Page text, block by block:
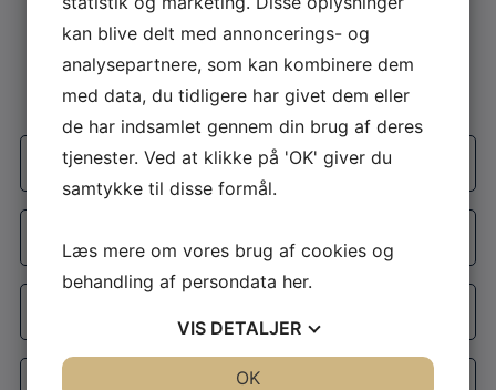
gratis tilbud
Udfyld formularen og vi kontakter dig
Firmanavn
Navn
E-
Telefon
kan blive delt med annoncerings- og
analysepartnere, som kan kombinere dem
med data, du tidligere har givet dem eller
de har indsamlet gennem din brug af deres
tjenester. Ved at klikke på 'OK' giver du
samtykke til disse formål.
Læs mere om vores brug af cookies og
behandling af persondata her.
VIS DETALJER
OK